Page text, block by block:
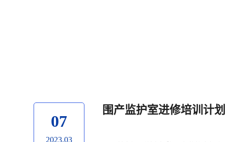
07
2023.03
围产监护室进修培训计划